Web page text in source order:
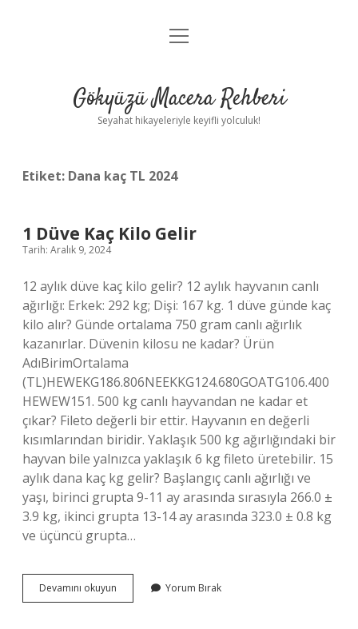
Anasayfa
Yasal Uyarı
menüyü
Gökyüzü Macera Rehberi
Seyahat hikayeleriyle keyifli yolculuk!
Etiket: Dana kaç TL 2024
1 Düve Kaç Kilo Gelir
Tarih: Aralık 9, 2024
12 aylık düve kaç kilo gelir? 12 aylık hayvanın canlı
ağırlığı: Erkek: 292 kg; Dişi: 167 kg. 1 düve günde kaç
kilo alır? Günde ortalama 750 gram canlı ağırlık
kazanırlar. Düvenin kilosu ne kadar? Ürün
AdıBirimOrtalama
(TL)HEWEKG186.806NEEKKG124.680GOATG106.400
HEWEW151. 500 kg canlı hayvandan ne kadar et
çıkar? Fileto değerli bir ettir. Hayvanın en değerli
kısımlarından biridir. Yaklaşık 500 kg ağırlığındaki bir
hayvan bile yalnızca yaklaşık 6 kg fileto üretebilir. 15
aylık dana kaç kg gelir? Başlangıç ​​canlı ağırlığı ve
yaşı, birinci grupta 9-11 ay arasında sırasıyla 266.0 ±
3.9 kg, ikinci grupta 13-14 ay arasında 323.0 ± 0.8 kg
ve üçüncü grupta…
Devamını okuyun
Düve
Yorum Bırak